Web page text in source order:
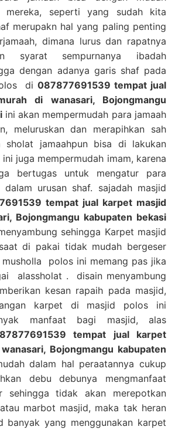
mereka, seperti yang sudah kita
merupakn hal yang paling penting
dimana lurus dan rapatnya
syarat sempurnanya ibadah
dengan adanya garis shaf pada
di 087877691539 tempat jual
di wanasari, Bojongmangu
ini akan mempermudah para jamaah
meluruskan dan merapihkan sah
sholat jamaahpun bisa di lakukan
juga mempermudah imam, karena
bertugas untuk mengatur para
dalam urusan shaf. sajadah masjid
tempat jual karpet masjid
Bojongmangu kabupaten bekasi
sehingga Karpet masjid
di pakai tidak mudah bergeser
musholla polos ini memang pas jika
alassholat . disain menyambung
kesan rapaih pada masjid,
karpet di masjid polos ini
manfaat bagi masjid, alas
tempat jual karpet
Bojongmangu kabupaten
dalam hal peraatannya cukup
debu debunya mengmanfaat
sehingga tidak akan merepotkan
marbot masjid, maka tak heran
banyak yang menggunakan karpet